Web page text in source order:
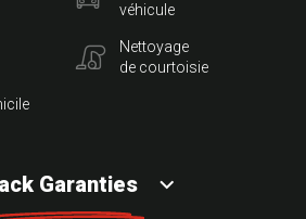
véhicule
Nettoyage
de courtoisie
Garanties